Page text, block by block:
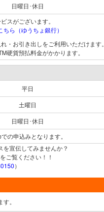
日曜日･休日
スがございます。
ら（ゆうちょ銀行）
・お引き出しをご利用いただけます。
硬貨預払料金がかかります。
平日
土曜日
日曜日･休日
の申込みとなります。
宣伝してみませんか？
ご覧ください！！
）
。